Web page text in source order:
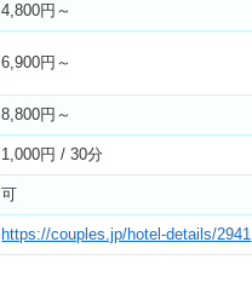
4,800円～
6,900円～
8,800円～
1,000円 / 30分
可
https://couples.jp/hotel-details/2941